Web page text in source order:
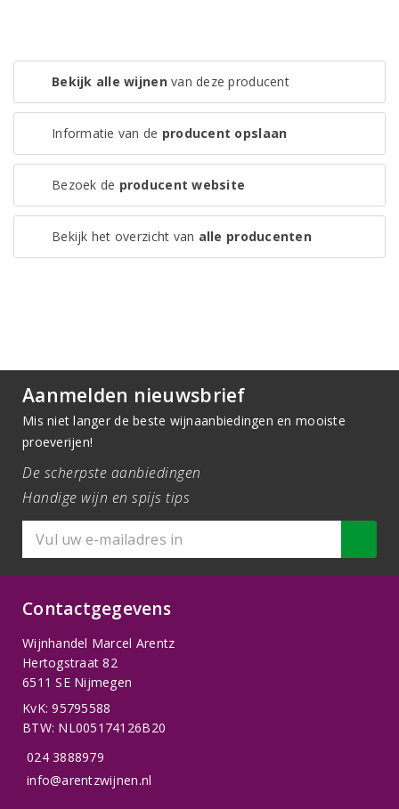
Bekijk alle wijnenvan deze producent
Informatie van de producent opslaan
Bezoek de producent website
Bekijk het overzicht van alle producenten
Aanmelden nieuwsbrief
Mis niet langer de beste wijnaanbiedingen en mooiste
proeverijen!
De scherpste aanbiedingen
Handige wijn en spijs tips
Contactgegevens
Wijnhandel Marcel Arentz
Hertogstraat 82
6511 SE Nijmegen
KvK: 95795588
BTW: NL005174126B20
024 3888979
info@arentzwijnen.nl